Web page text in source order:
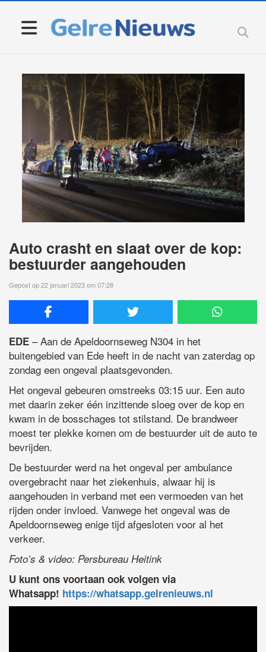
Auto crasht en slaat over de kop:
bestuurder aangehouden
Gepost op 22 januari 2023 om 07:28
EDE – Aan de Apeldoornseweg N304 in het
buitengebied van Ede heeft in de nacht van zaterdag op
zondag een ongeval plaatsgevonden.
Het ongeval gebeuren omstreeks 03:15 uur. Een auto
met daarin zeker één inzittende sloeg over de kop en
kwam in de bosschages tot stilstand. De brandweer
moest ter plekke komen om de bestuurder uit de auto te
bevrijden.
De bestuurder werd na het ongeval per ambulance
overgebracht naar het ziekenhuis, alwaar hij is
aangehouden in verband met een vermoeden van het
rijden onder invloed. Vanwege het ongeval was de
Apeldoornseweg enige tijd afgesloten voor al het
verkeer.
Foto’s & video: Persbureau Heitink
U kunt ons voortaan ook volgen via
Whatsapp! https://whatsapp.gelrenieuws.nl